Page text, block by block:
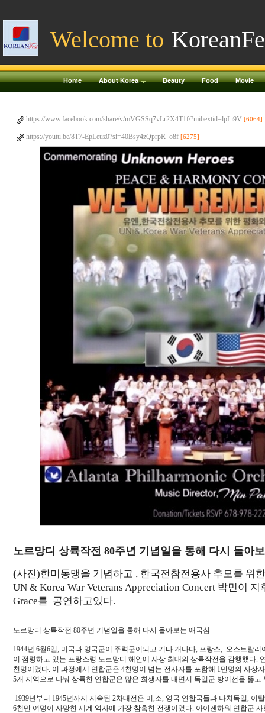
Welcome to
Home About Korea Beauty Food Movie
https://www.facebook.com/share/v/mVGSSq7vLr2X4T1f/?mibextid=lpLi9V [6064]
https://youtu.be/8T7-EpLeuz0?si=40Bsy4zQprpR_o8f [6275]
노르망디 상륙작전 80주년 기념일을 통해 다시 돌아
(사진)한미동맹을 기념하고 , 한국전참전용사 추모를 위한
UN & Korea War Veterans Appreciation Concert 박민이 지
Grace를 공연하고있다.
노르망디 상륙작전 80주년 기념일을 통해 다시 돌아보는 애국심
1944년 6월6일, 미국과 영국군이 주력군이되고 기타 캐나다, 프랑스, 오스트랄
이 점령하고 있는 프랑스령 노르망디 해안에 사상 최대의 상륙작전을 감행했다.
천명이었다. 이 과정에서 연합군은 4천명이 넘는 전사자를 포함해 1만명의 사상
5개 지역으로 나눠 상륙한 연합군은 많은 희생자를 내면서 독일군 방어선을 뚫고
1939년부터 1945년까지 지속된 2차대전은 미,소, 영국 연합국들과 나치독일, 이
6천만 여명이 사망한 세계 역사에 가장 참혹한 전쟁이었다. 아이젠하워 연합군